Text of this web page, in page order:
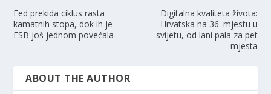
Fed prekida ciklus rasta
kamatnih stopa, dok ih je
ESB još jednom povećala
Digitalna kvaliteta života:
Hrvatska na 36. mjestu u
svijetu, od lani pala za pet
mjesta
ABOUT THE AUTHOR